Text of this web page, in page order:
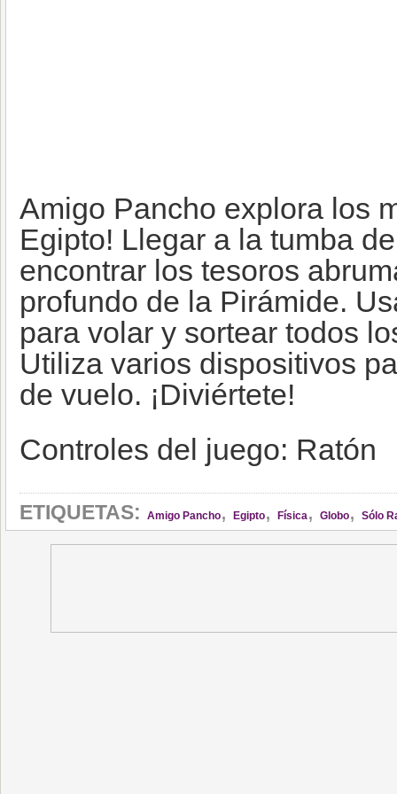
Amigo Pancho explora los
Egipto! Llegar a la tumba
encontrar los tesoros
profundo de la Pirámide.
para volar y sortear todos
Utiliza varios dispositivos
de vuelo. ¡Diviértete!
Controles del juego: Ratón
ETIQUETAS: Amigo Pancho, Egipto, Física, Globo, Sólo